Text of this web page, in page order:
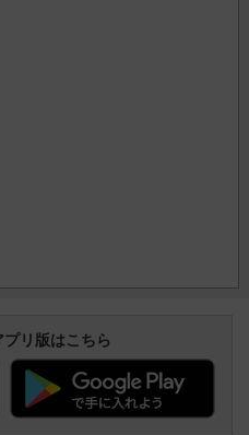
リ版はこちら